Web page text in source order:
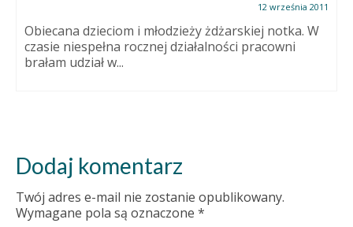
12 września 2011
Obiecana dzieciom i młodzieży żdżarskiej notka. W
czasie niespełna rocznej działalności pracowni
brałam udział w...
Dodaj komentarz
Twój adres e-mail nie zostanie opublikowany.
Wymagane pola są oznaczone *